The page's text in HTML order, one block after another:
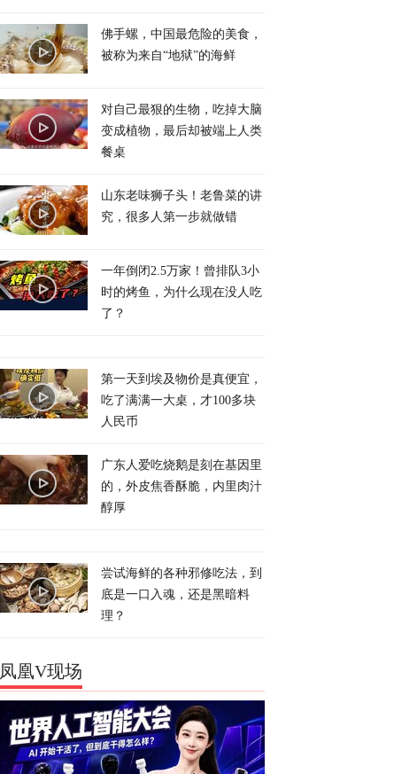
佛手螺，中国最危险的美食，
被称为来自“地狱”的海鲜
对自己最狠的生物，吃掉大脑
变成植物，最后却被端上人类
餐桌
山东老味狮子头！老鲁菜的讲
究，很多人第一步就做错
一年倒闭2.5万家！曾排队3小
时的烤鱼，为什么现在没人吃
了？
第一天到埃及物价是真便宜，
吃了满满一大桌，才100多块
人民币
广东人爱吃烧鹅是刻在基因里
的，外皮焦香酥脆，内里肉汁
醇厚
尝试海鲜的各种邪修吃法，到
底是一口入魂，还是黑暗料
理？
凤凰V现场